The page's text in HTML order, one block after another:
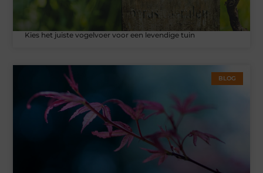
Kies het juiste vogelvoer voor een levendige tuin
BLOG